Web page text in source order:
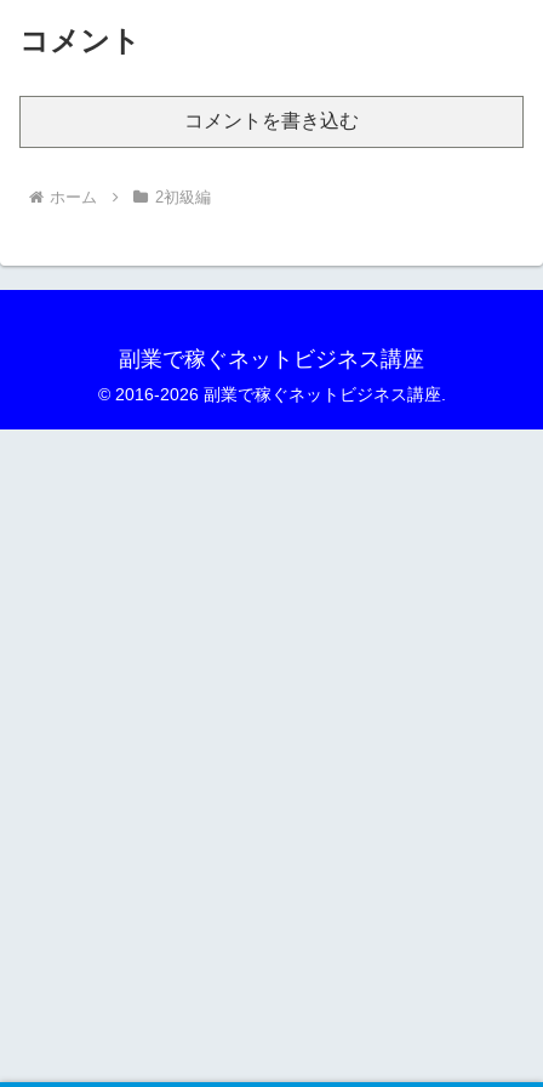
コメント
コメントを書き込む
ホーム 2初級編
副業で稼ぐネットビジネス講座
© 2016-2026 副業で稼ぐネットビジネス講座.